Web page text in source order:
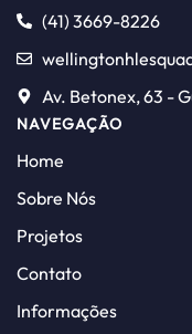
(41) 3669-8226
Av. Betonex, 63 -
NAVEGAÇÃO
Home
Sobre Nós
Projetos
Contato
Informações